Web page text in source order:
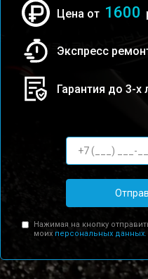
Цена от 1600
Экспресс
Гарантия до 3-х
Нажимая на кнопку
моих персональных данных.